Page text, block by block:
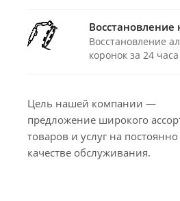
Восстановление
Восстановление
коронок за 24 часа
Цель нашей компании —
предложение широкого
товаров и услуг на
качестве обслуживания.